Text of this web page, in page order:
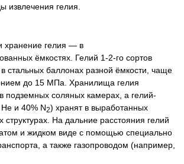
гелия.
хранение гелия — в
ёмкостях. Гелий 1-2-го сортов
стальных баллонах разной ёмкости, чаще
до 15 МПа. Хранилища гелия
подземных соляных камерах, а гелий-
и 40% N2) хранят в выработанных
структурах. На дальние расстояния гелий
и жидком виде с помощью специально
а также газопроводом (например,